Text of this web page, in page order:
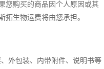
您购买的商品因个人原因或其
拓生物运费将由您承担。
外包装、内带附件、说明书等